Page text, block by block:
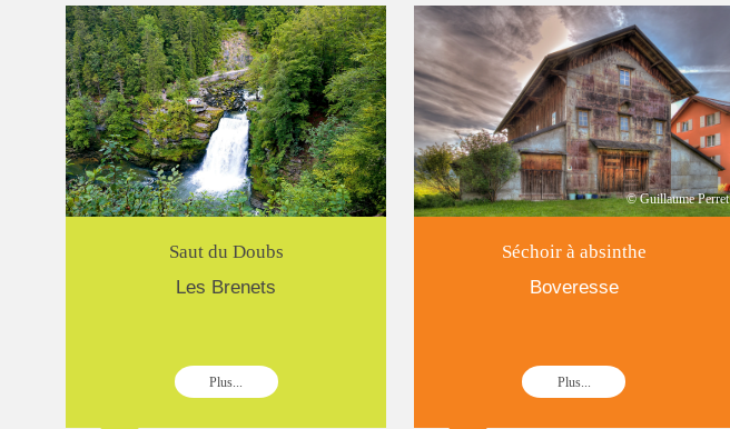
Saut du Doubs
Les Brenets
Plus...
© Guillaume Perret
Séchoir à absinthe
Boveresse
Plus...